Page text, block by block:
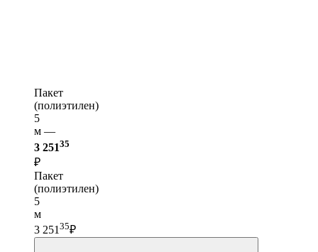
Пакет
(полиэтилен)
5
м —
3 25135
₽
Пакет
(полиэтилен)
5
м
3 251 35₽